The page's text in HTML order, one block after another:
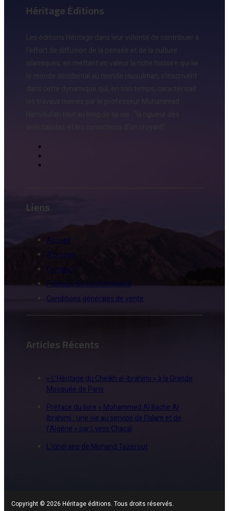
Héritage Éditions
Les éditions Héritage dans leur volonté de contribuer à
l’effort de diffusion de la pensée et de la culture
islamiques, en mettant en valeur la riche histoire qui lie
Liens
Accueil
A propos
Contact
Politique de confidentialité
Conditions générales de vente
Articles Récents
« L’Héritage du Cheikh al-Ibrahimi » à la Grande
Mosquée de Paris
Préface du livre « Mohammed Al Bachir Al
Ibrahimi : une vie au service de l’Islam et de
l’Algérie » par Lyess Chacal
L’itinéraire de Mohand Tazerout
Copyright © 2026 Héritage éditions. Tous droits réservés.